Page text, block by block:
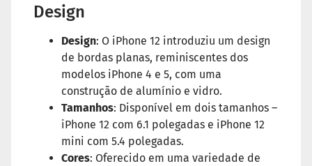
Design
Design: O iPhone 12 introduziu um design
de bordas planas, reminiscentes dos
modelos iPhone 4 e 5, com uma
construção de alumínio e vidro.
Tamanhos: Disponível em dois tamanhos –
iPhone 12 com 6.1 polegadas e iPhone 12
mini com 5.4 polegadas.
Cores: Oferecido em uma variedade de